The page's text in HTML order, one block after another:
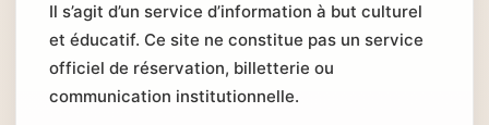
Il s’agit d’un service d’information à but culturel
et éducatif. Ce site ne constitue pas un service
officiel de réservation, billetterie ou
communication institutionnelle.